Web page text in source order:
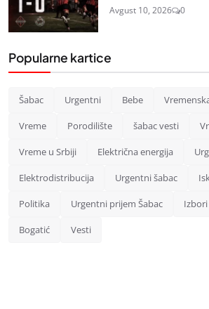
Avgust 10, 2026 0
Popularne kartice
Šabac Urgentni Bebe
Vreme Porodilište šabac vesti
Vreme u Srbiji Električna energija
Elektrodistribucija Urgentni šabac
Politika Urgentni prijem Šabac Izbori
Bogatić Vesti